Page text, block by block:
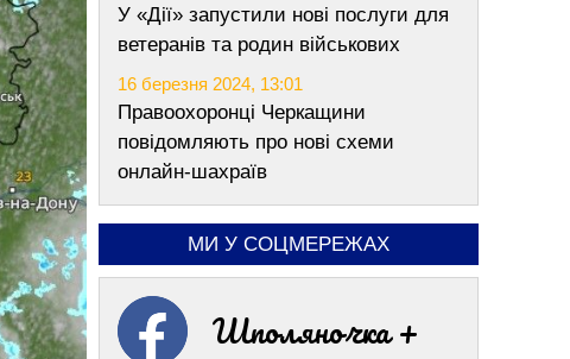
У «Дії» запустили нові послуги для
ветеранів та родин військових
16 березня 2024, 13:01
Правоохоронці Черкащини
повідомляють про нові схеми
онлайн-шахраїв
МИ У СОЦМЕРЕЖАХ
Шполяночка +